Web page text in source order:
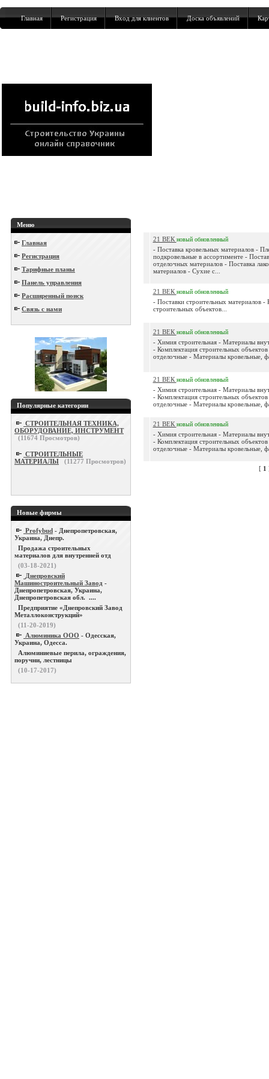
Главная Регистрация Вход для клиентов Доска объявлений
Меню
Главная
Регистрация
Тарифные планы
Панель управления
Расширенный поиск
Связь с нами
Популярные категории
СТРОИТЕЛЬНАЯ ТЕХНИКА,
ОБОРУДОВАНИЕ, ИНСТРУМЕНТ
(11674 Просмотров)
СТРОИТЕЛЬНЫЕ
МАТЕРИАЛЫ
(11277 Просмотров)
Новые фирмы
Profybud - Днепропетровская,
Украина, Днепр.
Продажа строительных
материалов для внутренней отд
(03-18-2021)
Днепровский
Машиностроительный Завод -
Днепропетровская, Украина,
Днепропетровская обл. ....
Предприятие «Днепровский Завод
Металлоконструкций»
(11-20-2019)
Алюминика ООО - Одесская,
Украина, Одесса.
Алюминиевые перила, ограждения,
поручни, лестницы
(10-17-2017)
21 ВЕК новый обновленный
- Поставка кровельных материалов -
подкровельные в ассортименте -
отделочных материалов - Поставка
материалов - Сухие с...
21 ВЕК новый обновленный
- Поставки строительных материалов -
строительных объектов...
21 ВЕК новый обновленный
- Химия строительная - Материалы
- Комплектация строительных
отделочные - Материалы кровельные,
21 ВЕК новый обновленный
- Химия строительная - Материалы
- Комплектация строительных
отделочные - Материалы кровельные,
21 ВЕК новый обновленный
- Химия строительная - Материалы
- Комплектация строительных
отделочные - Материалы кровельные,
[ 1